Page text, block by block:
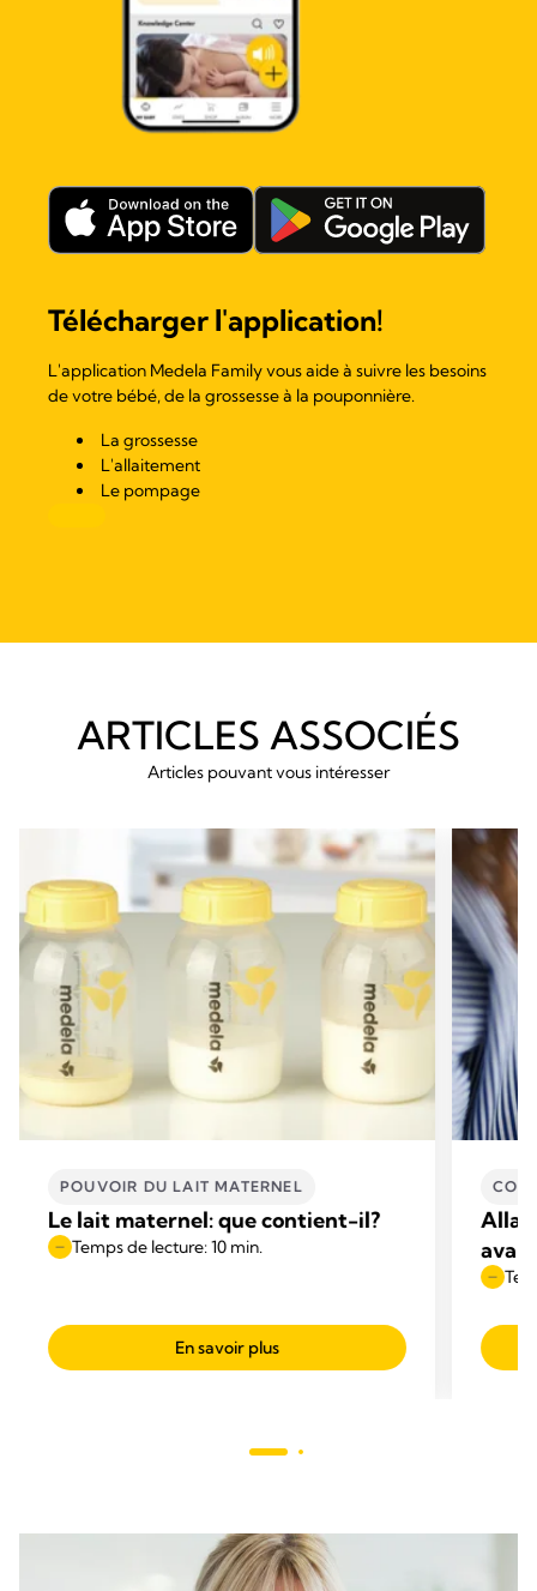
Télécharger l'application!
L'application Medela Family vous aide à suivre les besoins
de votre bébé, de la grossesse à la pouponnière.
La grossesse
L'allaitement
Le pompage
ARTICLES ASSOCIÉS
Articles pouvant vous intéresser
POUVOIR DU LAIT MATERNEL
Le lait maternel: que contient-il?
Temps de lecture: 10 min.
En savoir plus